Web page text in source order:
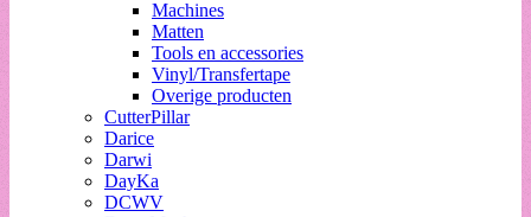
Machines
Matten
Tools en accessories
Vinyl/Transfertape
Overige producten
CutterPillar
Darice
Darwi
DayKa
DCWV